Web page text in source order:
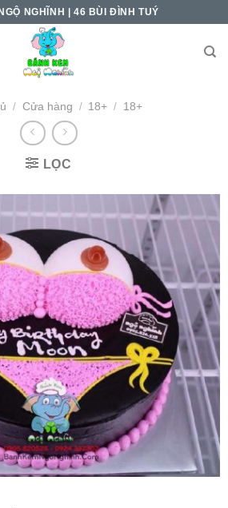
NGHĨNH | 46 BÙI ĐÌNH TUÝ
/ Cửa hàng / 18+ / 18+
LỌC